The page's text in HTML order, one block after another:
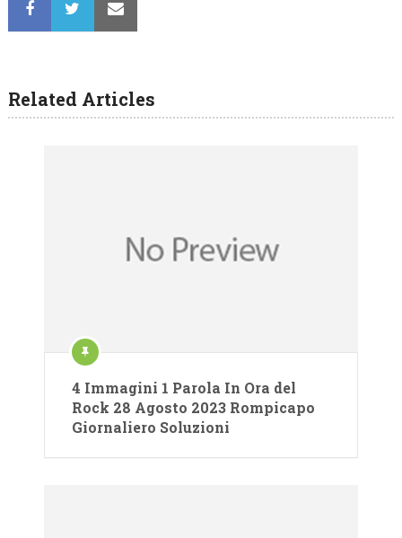
Related Articles
4 Immagini 1 Parola In Ora del
Rock 28 Agosto 2023 Rompicapo
Giornaliero Soluzioni